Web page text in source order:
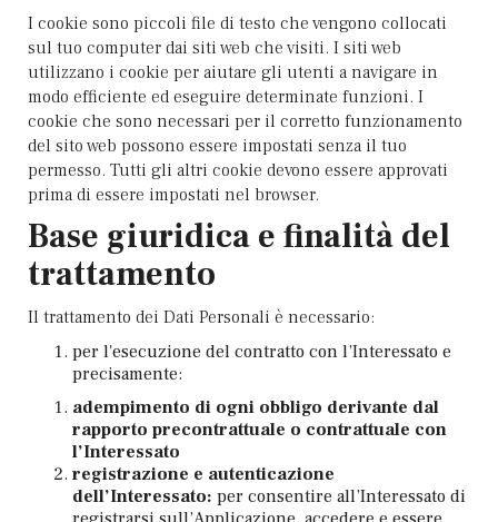
I cookie sono piccoli file di testo che vengono collocati
sul tuo computer dai siti web che visiti. I siti web
utilizzano i cookie per aiutare gli utenti a navigare in
modo efficiente ed eseguire determinate funzioni. I
cookie che sono necessari per il corretto funzionamento
del sito web possono essere impostati senza il tuo
permesso. Tutti gli altri cookie devono essere approvati
prima di essere impostati nel browser.
Base giuridica e finalità del
trattamento
Il trattamento dei Dati Personali è necessario:
per l'esecuzione del contratto con l’Interessato e
precisamente:
adempimento di ogni obbligo derivante dal
rapporto precontrattuale o contrattuale con
l’Interessato
registrazione e autenticazione
dell’Interessato: per consentire all’Interessato di